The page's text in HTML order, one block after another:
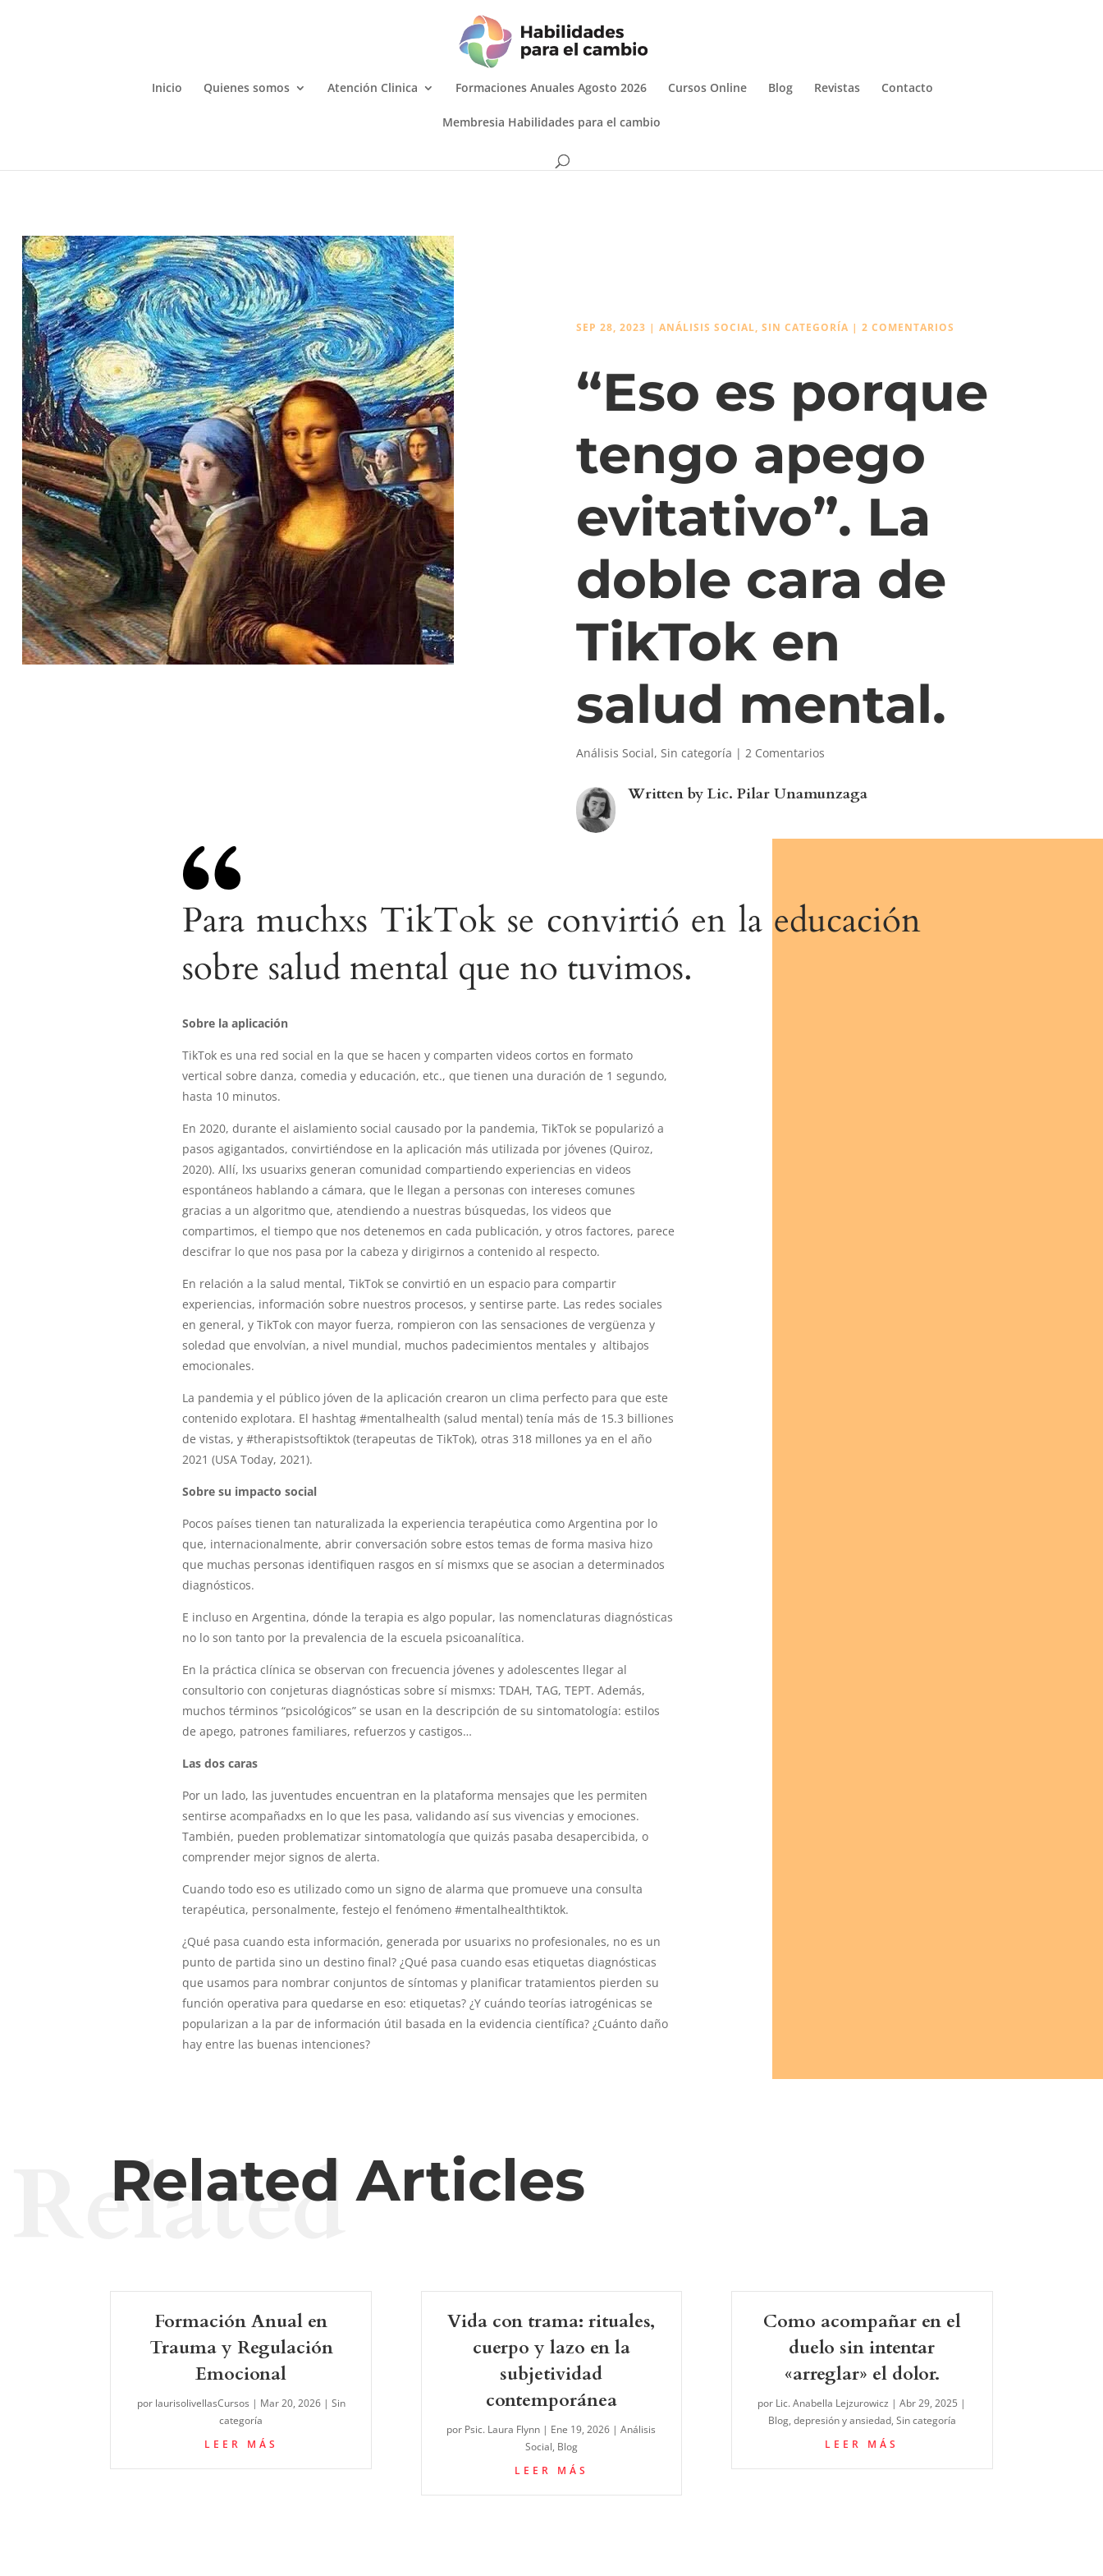
Inicio Quienes somos Atención Clinica Formaciones Anuales Agosto 2026 Cursos Online Blog Revistas Contacto
Membresia Habilidades para el cambio
SEP 28, 2023 | ANÁLISIS SOCIAL, SIN CATEGORÍA | 2 COMENTARIOS
“Eso es porque
tengo apego
evitativo”. La
doble cara de
TikTok en
salud mental.
Análisis Social, Sin categoría | 2 Comentarios
Written by Lic. Pilar Unamunzaga
Para muchxs TikTok se convirtió en la educación
sobre salud mental que no tuvimos.
Sobre la aplicación
TikTok es una red social en la que se hacen y comparten videos cortos en formato
vertical sobre danza, comedia y educación, etc., que tienen una duración de 1 segundo,
hasta 10 minutos.
En 2020, durante el aislamiento social causado por la pandemia, TikTok se popularizó a
pasos agigantados, convirtiéndose en la aplicación más utilizada por jóvenes (Quiroz,
2020). Allí, lxs usuarixs generan comunidad compartiendo experiencias en videos
espontáneos hablando a cámara, que le llegan a personas con intereses comunes
gracias a un algoritmo que, atendiendo a nuestras búsquedas, los videos que
compartimos, el tiempo que nos detenemos en cada publicación, y otros factores, parece
descifrar lo que nos pasa por la cabeza y dirigirnos a contenido al respecto.
En relación a la salud mental, TikTok se convirtió en un espacio para compartir
experiencias, información sobre nuestros procesos, y sentirse parte. Las redes sociales
en general, y TikTok con mayor fuerza, rompieron con las sensaciones de vergüenza y
soledad que envolvían, a nivel mundial, muchos padecimientos mentales y altibajos
emocionales.
La pandemia y el público jóven de la aplicación crearon un clima perfecto para que este
contenido explotara. El hashtag #mentalhealth (salud mental) tenía más de 15.3 billiones
de vistas, y #therapistsoftiktok (terapeutas de TikTok), otras 318 millones ya en el año
2021 (USA Today, 2021).
Sobre su impacto social
Pocos países tienen tan naturalizada la experiencia terapéutica como Argentina por lo
que, internacionalmente, abrir conversación sobre estos temas de forma masiva hizo
que muchas personas identifiquen rasgos en sí mismxs que se asocian a determinados
diagnósticos.
E incluso en Argentina, dónde la terapia es algo popular, las nomenclaturas diagnósticas
no lo son tanto por la prevalencia de la escuela psicoanalítica.
En la práctica clínica se observan con frecuencia jóvenes y adolescentes llegar al
consultorio con conjeturas diagnósticas sobre sí mismxs: TDAH, TAG, TEPT. Además,
muchos términos “psicológicos” se usan en la descripción de su sintomatología: estilos
de apego, patrones familiares, refuerzos y castigos…
Las dos caras
Por un lado, las juventudes encuentran en la plataforma mensajes que les permiten
sentirse acompañadxs en lo que les pasa, validando así sus vivencias y emociones.
También, pueden problematizar sintomatología que quizás pasaba desapercibida, o
comprender mejor signos de alerta.
Cuando todo eso es utilizado como un signo de alarma que promueve una consulta
terapéutica, personalmente, festejo el fenómeno #mentalhealthtiktok.
¿Qué pasa cuando esta información, generada por usuarixs no profesionales, no es un
punto de partida sino un destino final? ¿Qué pasa cuando esas etiquetas diagnósticas
que usamos para nombrar conjuntos de síntomas y planificar tratamientos pierden su
función operativa para quedarse en eso: etiquetas? ¿Y cuándo teorías iatrogénicas se
popularizan a la par de información útil basada en la evidencia científica? ¿Cuánto daño
hay entre las buenas intenciones?
Related Articles
Related
Formación Anual en
Trauma y Regulación
Emocional
por laurisolivellasCursos | Mar 20, 2026| Sin
categoría
LEER MÁS
Vida con trama: rituales,
cuerpo y lazo en la
subjetividad
contemporánea
por Psic. Laura Flynn | Ene 19, 2026 |Análisis
Social, Blog
LEER MÁS
Como acompañar en el
duelo sin intentar
«arreglar» el dolor.
por Lic. Anabella Lejzurowicz |Abr 29, 2025 |
Blog, depresión y ansiedad, Sin categoría
LEER MÁS